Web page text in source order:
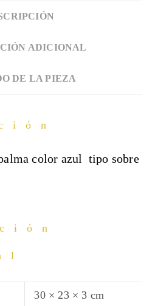
ADICIONAL
DE LA PIEZA
color azul tipo sobre
30 × 23 × 3 cm